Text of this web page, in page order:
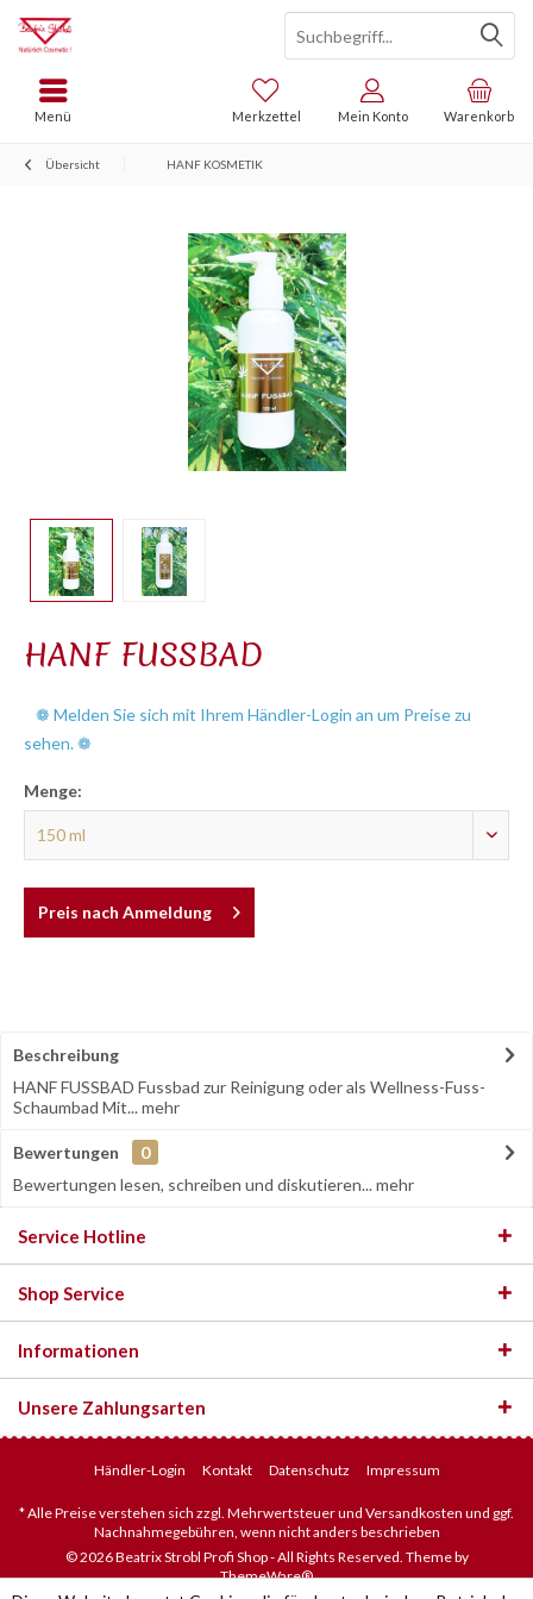
Warenkorb
Merkzettel Mein Konto
Menü
Übersicht HANF KOSMETIK
HANF FUSSBAD
❁ Melden Sie sich mit Ihrem Händler-Login an um Preise zu
sehen. ❁
Menge:
Preis nach Anmeldung
Beschreibung
HANF FUSSBAD Fussbad zur Reinigung oder als Wellness-Fuss-
Schaumbad Mit...mehr
Bewertungen
0
Bewertungen lesen, schreiben und diskutieren...mehr
Service Hotline
Shop Service
Informationen
Unsere Zahlungsarten
Händler-Login Kontakt Datenschutz Impressum
* Alle Preise verstehen sich zzgl. Mehrwertsteuer und Versandkosten und ggf.
Nachnahmegebühren, wenn nicht anders beschrieben
© 2026 Beatrix Strobl Profi Shop - All Rights Reserved. Theme by
ThemeWare®